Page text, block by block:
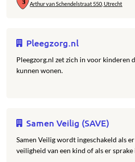
Arthur van Schendelstraat 550, Utrecht
Pleegzorg.nl
Pleegzorg.nl zet zich in voor kinderen
kunnen wonen.
Samen Veilig (SAVE)
Samen Veilig wordt ingeschakeld als
veiligheid van een kind of als er